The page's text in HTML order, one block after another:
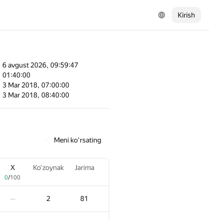
Kirish
6 avgust 2026, 09:59:47
01:40:00
3 Mar 2018, 07:00:00
3 Mar 2018, 08:40:00
Meni ko'rsating
X
0/100
Ko‘zoynak Jarima
— 2 81